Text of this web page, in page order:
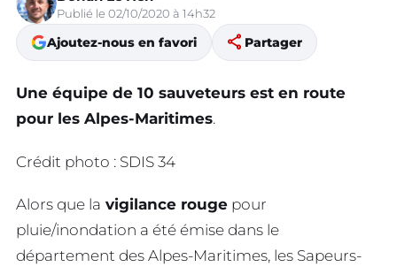
Publié le 02/10/2020 à 14h32
Ajoutez-nous en favori share Partager
Une équipe de 10 sauveteurs est en route
pour les Alpes-Maritimes.
Crédit photo : SDIS 34
Alors que la vigilance rouge pour
pluie/inondation a été émise dans le
département des Alpes-Maritimes, les Sapeurs-